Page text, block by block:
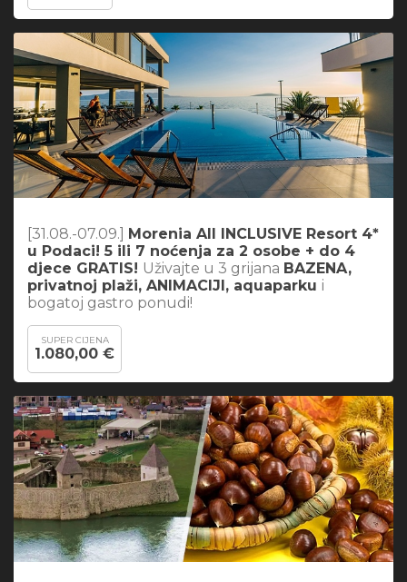
[31.08.-07.09.]
Morenia All INCLUSIVE Resort 4*
u Podaci! 5 ili 7 noćenja za 2 osobe + do 4
djece GRATIS! Uživajte u 3 grijana BAZENA,
privatnoj plaži, ANIMACIJI, aquaparku i
bogatoj gastro ponudi!
SUPER CIJENA
1.080,00 €